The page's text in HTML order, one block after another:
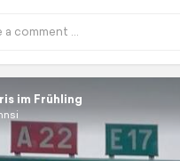
im Frühling